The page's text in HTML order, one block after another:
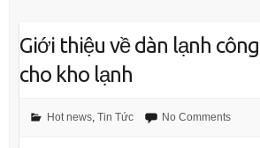
Giới thiệu về dàn lạnh
cho kho lạnh
Hot news, Tin Tức No Comments